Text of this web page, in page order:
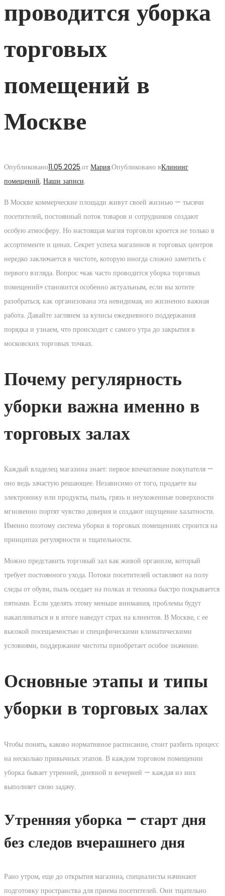
проводится уборка
торговых
помещений в
Москве
Опубликовано11.05.2025.от Мария.Опубликовано вКлининг
помещений, Наши записи.
В Москве коммерческие площади живут своей жизнью — тысячи
посетителей, постоянный поток товаров и сотрудников создают
особую атмосферу. Но настоящая магия торговли кроется не только в
ассортименте и ценах. Секрет успеха магазинов и торговых центров
нередко заключается в чистоте, которую иногда сложно заметить с
первого взгляда. Вопрос «как часто проводится уборка торговых
помещений» становится особенно актуальным, если вы хотите
разобраться, как организована эта невидимая, но жизненно важная
работа. Давайте заглянем за кулисы ежедневного поддержания
порядка и узнаем, что происходит с самого утра до закрытия в
московских торговых точках.
Почему регулярность
уборки важна именно в
торговых залах
Каждый владелец магазина знает: первое впечатление покупателя —
оно ведь зачастую решающее. Независимо от того, продаете вы
электронику или продукты, пыль, грязь и неухоженные поверхности
мгновенно портят чувство доверия и создают ощущение халатности.
Именно поэтому система уборки в торговых помещениях строится на
принципах регулярности и тщательности.
Можно представить торговый зал как живой организм, который
требует постоянного ухода. Потоки посетителей оставляют на полу
следы от обуви, пыль оседает на полках и техника быстро покрывается
пятнами. Если уделять этому меньше внимания, проблемы будут
накапливаться и в итоге наведут страх на клиентов. В Москве, с ее
высокой посещаемостью и специфическими климатическими
условиями, поддержание чистоты приобретает особое значение.
Основные этапы и типы
уборки в торговых залах
Чтобы понять, каково нормативное расписание, стоит разбить процесс
на несколько привычных этапов. В каждом торговом помещении
уборка бывает утренней, дневной и вечерней — каждая из них
выполняет свою задачу.
Утренняя уборка – старт дня
без следов вчерашнего дня
Рано утром, еще до открытия магазина, специалисты начинают
подготовку пространства для приема посетителей. Они тщательно